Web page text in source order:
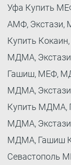
Уфа Купить
АМФ, Экстази,
Купить
МДМА,
Гашиш, МЕФ,
МДМА,
Купить МДМА,
МДМА, Экстази
МДМА, Гашиш
Севастополь